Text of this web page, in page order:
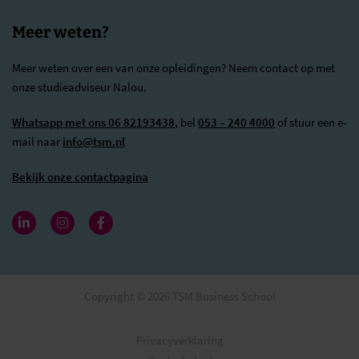
Meer weten?
Meer weten over een van onze opleidingen? Neem contact op met
onze studieadviseur Nalou.
Whatsapp met ons 06 82193438, bel 053 – 240 4000 of stuur een e-
mail naar info@tsm.nl
Bekijk onze contactpagina